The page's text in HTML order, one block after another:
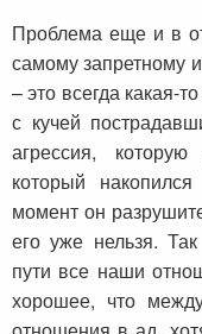
Проблема еще и в
самому запретному
– это всегда какая-
с кучей
агрессия,
который
момент он
его уже нельзя.
пути все наши
хорошее, что